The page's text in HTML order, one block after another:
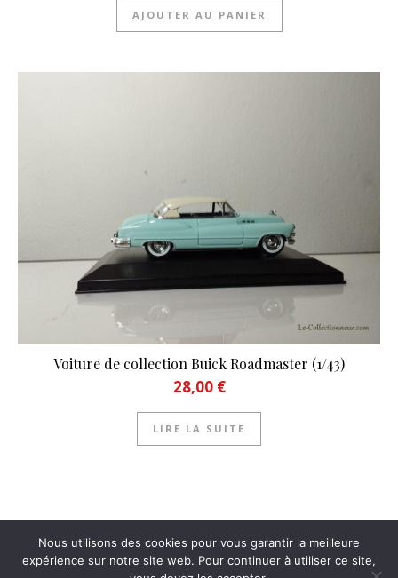
AJOUTER AU PANIER
Voiture de collection Buick Roadmaster (1/43)
28,00 €
LIRE LA SUITE
(c) 2022 Le-Collectionneur.com
Nous utilisons des cookies pour vous garantir la meilleure
expérience sur notre site web. Pour continuer à utiliser ce site,